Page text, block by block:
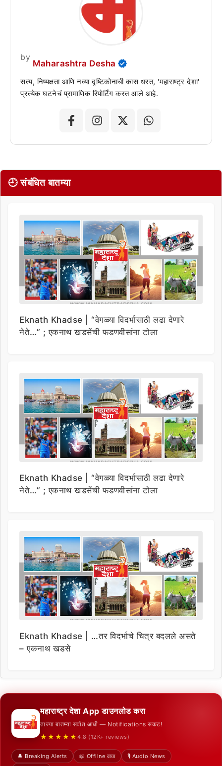
by
Maharashtra Desha
सत्य, निष्पक्षता आणि नव्या दृष्टिकोनाची कास धरत, 'महाराष्ट्र देशा'
प्रत्येक घटनेचं प्रामाणिक रिपोर्टिंग करत आले आहे.
🕘 संबंधित बातम्या
Eknath Khadse | “वेगळ्या विदर्भासाठी लढा देणारे
नेते…” ; एकनाथ खडसेंची फडणवीसांना टोला
Eknath Khadse | “वेगळ्या विदर्भासाठी लढा देणारे
नेते…” ; एकनाथ खडसेंची फडणवीसांना टोला
Eknath Khadse | …तर विदर्भाचे चित्र बदलले असते
– एकनाथ खडसे
महाराष्ट्र देशा App डाउनलोड करा
ताज्या बातम्या सर्वात आधी — Notifications सकट!
★★★★★ 4.8 (12K+ reviews)
🔔 Breaking Alerts 📖 Offline वाचा
🎙️ Audio News